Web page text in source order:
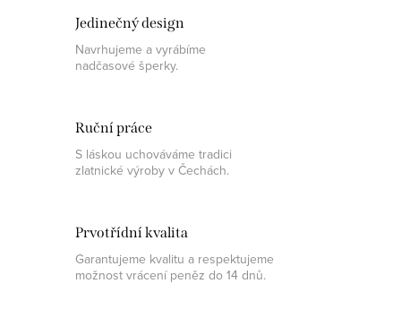
Jedinečný design
Navrhujeme a vyrábíme
nadčasové šperky.
Ruční práce
S láskou uchováváme tradici
zlatnické výroby v Čechách.
Prvotřídní kvalita
Garantujeme kvalitu a respektujeme
možnost vrácení peněz do 14 dnů.